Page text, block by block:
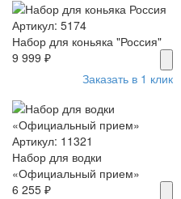
Артикул: 5174
Набор для коньяка "Россия"
9 999 ₽
Заказать в 1 клик
Артикул: 11321
Набор для водки
«Официальный прием»
6 255 ₽